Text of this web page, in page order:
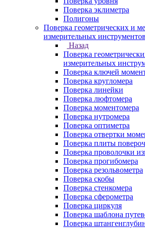
Поверка эклиметра
Полигоны
Поверка геометрических и
измерительных инструментов
Назад
Поверка
измерительных
Поверка ключей
Поверка кругломера
Поверка линейки
Поверка люфтомера
Поверка моментомера
Поверка нутромера
Поверка оптиметра
Поверка отвертки
Поверка плиты
Поверка проволочки
Поверка прогибомера
Поверка резольвометра
Поверка скобы
Поверка стенкомера
Поверка сферометра
Поверка циркуля
Поверка шаблона
Поверка